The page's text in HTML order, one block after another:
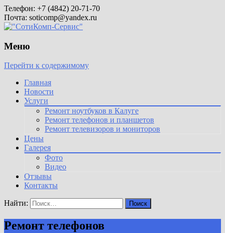
Телефон: +7 (4842) 20-71-70
Почта: soticomp@yandex.ru
Меню
Перейти к содержимому
Главная
Новости
Услуги
Ремонт ноутбуков в Калуге
Ремонт телефонов и планшетов
Ремонт телевизоров и мониторов
Цены
Галерея
Фото
Видео
Отзывы
Контакты
Найти:
Ремонт телефонов